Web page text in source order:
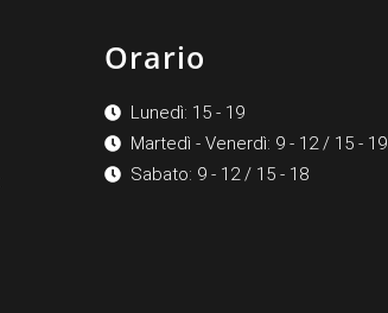
Orario
Lunedì: 15 - 19
Martedì - Venerdì: 9 - 12 / 15 - 19
Sabato: 9 - 12 / 15 - 18